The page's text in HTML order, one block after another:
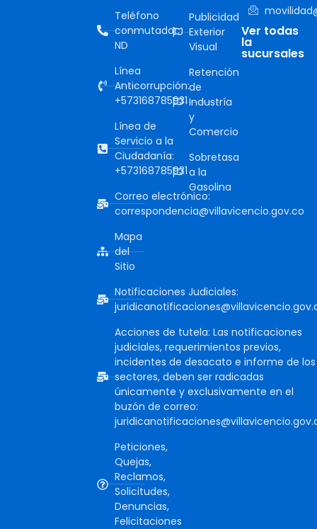
Teléfono
conmutador:
ND
Línea
Anticorrupción:
+573168785931
Línea de
Servicio a la
Ciudadanía:
+573168785931
Correo electrónico:
correspondencia@villavicencio.gov.co
Mapa
del
Sitio
Notificaciones Judiciales:
Acciones de tutela: Las notificaciones
judiciales, requerimientos previos,
incidentes de desacato e informe de los
sectores, deben ser radicadas
únicamente y exclusivamente en el
buzón de correo:
Peticiones,
Quejas,
Reclamos,
Solicitudes,
Denuncias,
Felicitaciones
Publicidad
Exterior
Visual
Retención
de
Industría
y
Comercio
Sobretasa
a la
Gasolina
Ver todas
la
sucursales